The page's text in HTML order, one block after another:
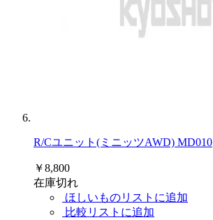
R/Cユニット(ミニッツAWD) MD010
￥8,800
在庫切れ
ほしいものリストに追加
比較リストに追加